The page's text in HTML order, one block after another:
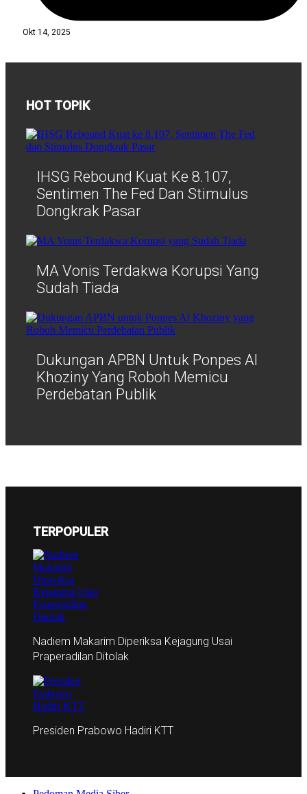
Okt 14, 2025
HOT TOPIK
IHSG Rebound Kuat Ke 8.107,
Sentimen The Fed Dan Stimulus
Dongkrak Pasar
MA Vonis Terdakwa Korupsi Yang
Sudah Tiada
Dukungan APBN Untuk Ponpes Al
Khoziny Yang Roboh Memicu
Perdebatan Publik
TERPOPULER
Nadiem Makarim Diperiksa Kejagung Usai
Praperadilan Ditolak
Presiden Prabowo Hadiri KTT